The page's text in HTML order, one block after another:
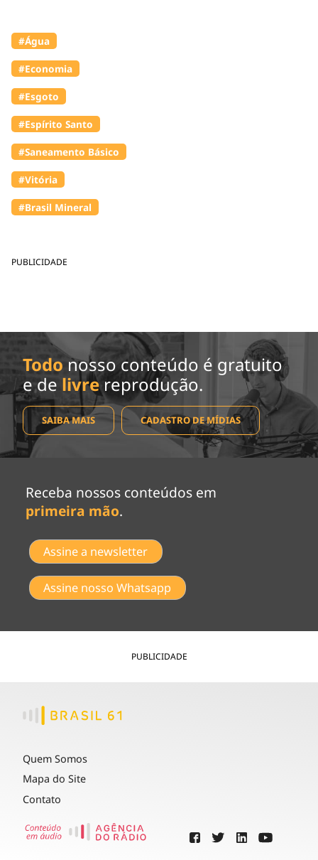
PUBLICIDADE
#Água
#Economia
#Esgoto
#Espírito Santo
#Saneamento Básico
#Vitória
#Brasil Mineral
Todo nosso conteúdo é gratuito
e de livrereprodução.
SAIBA MAIS CADASTRO DE MÍDIAS
Receba nossos conteúdos em
primeira mão.
Assine a newsletter
Assine nosso Whatsapp
PUBLICIDADE
Quem Somos
Mapa do Site
Contato